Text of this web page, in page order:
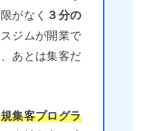
がなく ３分の
ジムが開業で
あとは集客だ
集客プログラ